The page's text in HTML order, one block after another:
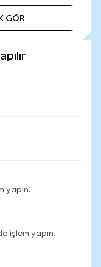
GÖR
yapın.
işlem yapın.